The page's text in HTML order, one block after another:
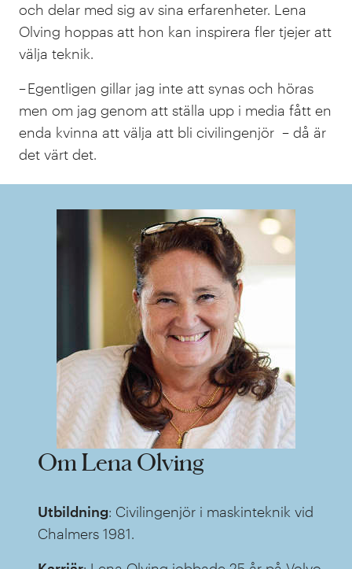
och delar med sig av sina erfarenheter. Lena
Olving hoppas att hon kan inspirera fler tjejer att
välja teknik.
– Egentligen gillar jag inte att synas och höras
men om jag genom att ställa upp i media fått en
enda kvinna att välja att bli civilingenjör – då är
det värt det.
Om Lena Olving
Utbildning: Civilingenjör i maskinteknik vid
Chalmers 1981.